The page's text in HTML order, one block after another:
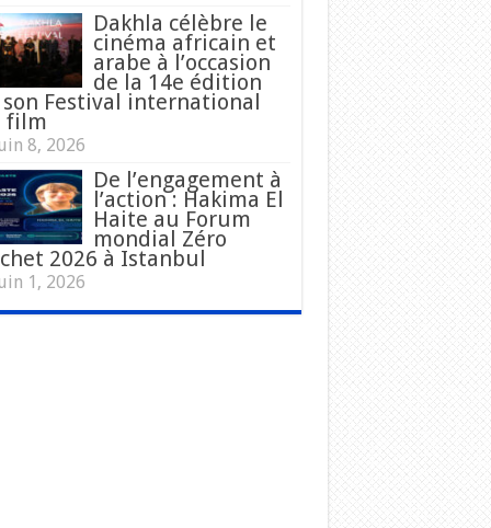
Dakhla célèbre le
cinéma africain et
arabe à l’occasion
de la 14e édition
son Festival international
film
8, 2026
De l’engagement à
l’action : Hakima El
Haite au Forum
mondial Zéro
2026 à Istanbul
1, 2026